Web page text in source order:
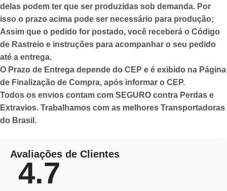
delas podem ter que ser produzidas sob demanda. Por
isso o prazo acima pode ser necessário para produção;
Assim que o pedido for postado, você receberá o Código
de Rastreio e instruções para acompanhar o seu pedido
até a entrega.
O Prazo de Entrega depende do CEP e é exibido na Página
de Finalização de Compra, após informar o CEP.
Todos os envios contam com SEGURO contra Perdas e
Extravios. Trabalhamos com as melhores Transportadoras
do Brasil.
Avaliações de Clientes
4.7